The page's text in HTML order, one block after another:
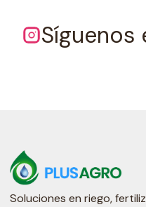
Síguenos
Soluciones en riego,